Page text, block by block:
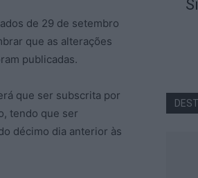
de 29 de setembro
que as alterações
publicadas.
que ser subscrita por
tendo que ser
décimo dia anterior às